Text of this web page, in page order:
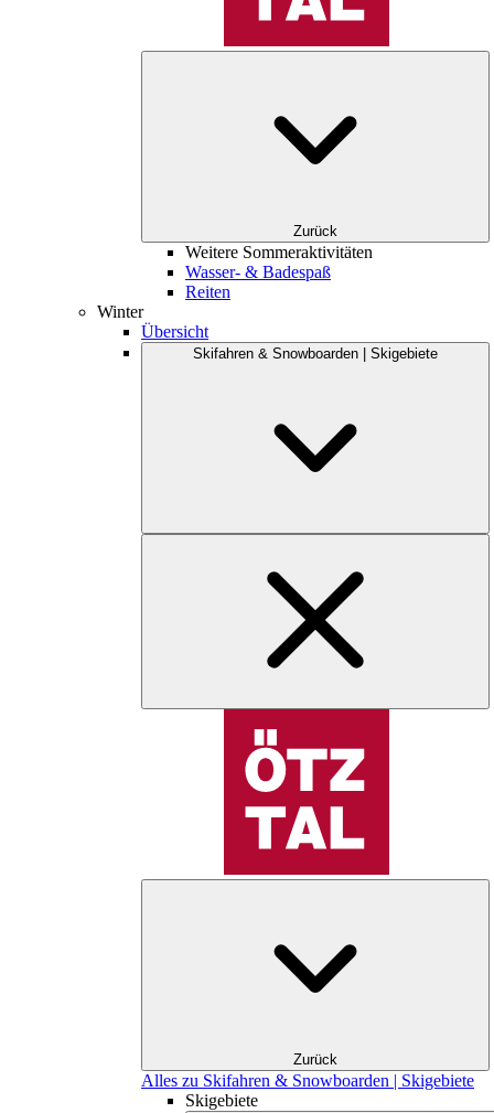
Zurück
Weitere Sommeraktivitäten
Wasser- & Badespaß
Reiten
Winter
Übersicht
Skifahren & Snowboarden | Skigebiete
Zurück
Alles zu Skifahren & Snowboarden | Skigebiete
Skigebiete